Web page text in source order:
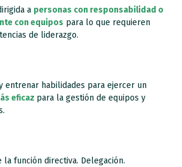
a personas con responsabilidad o
con equipos para lo que requieren
de liderazgo.
entrenar habilidades para ejercer un
eficaz para la gestión de equipos y
la función directiva. Delegación.